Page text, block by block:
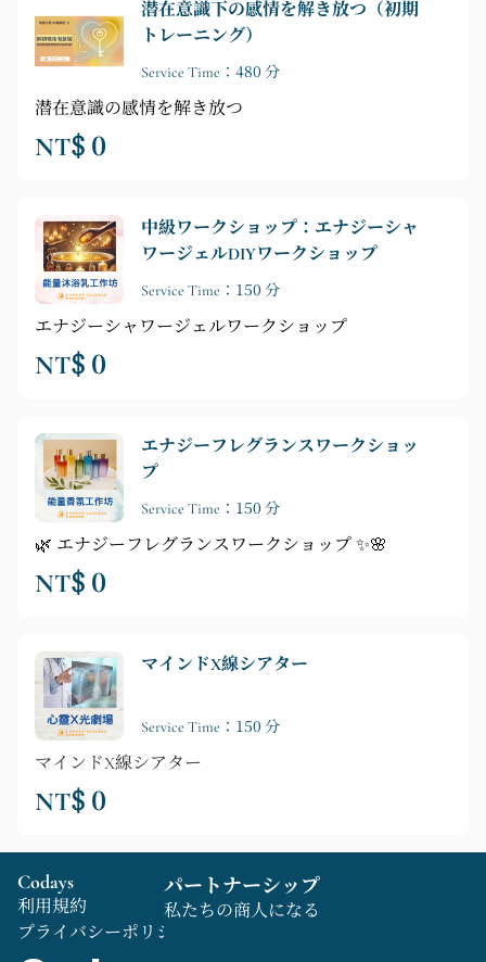
潜在意識下の感情を解き放つ（初期
トレーニング）
Service Time：480 分
潜在意識の感情を解き放つ
NT$ 0
中級ワークショップ：エナジーシャ
ワージェルDIYワークショップ
Service Time：150 分
エナジーシャワージェルワークショップ
NT$ 0
エナジーフレグランスワークショッ
プ
Service Time：150 分
🌿 エナジーフレグランスワークショップ ✨🌸
NT$ 0
マインドX線シアター
Service Time：150 分
マインドX線シアター
NT$ 0
Codays
利用規約
プライバシーポリシー
パートナーシップ
私たちの商人になる